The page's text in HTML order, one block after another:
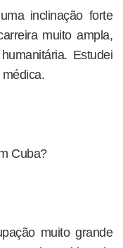
inclinação forte
muito ampla,
Estudei
Cuba?
muito grande